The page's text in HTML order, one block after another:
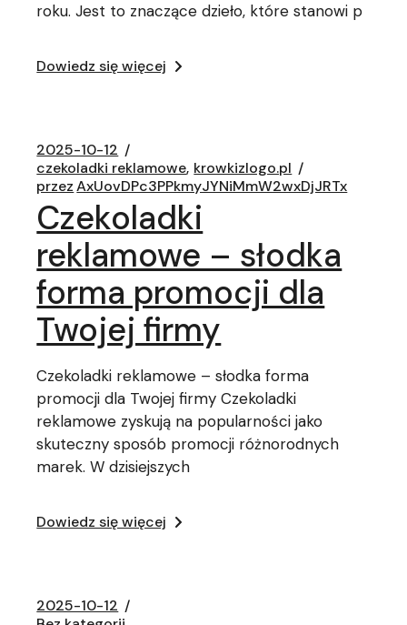
roku. Jest to znaczące dzieło, które stanowi p
Dowiedz się więcej
2025-10-12
czekoladki reklamowe krowkizlogo.pl
przez AxUovDPc3PPkmyJYNiMmW2wxDjJRTx
Czekoladki
reklamowe – słodka
forma promocji dla
Twojej firmy
Czekoladki reklamowe – słodka forma
promocji dla Twojej firmy Czekoladki
reklamowe zyskują na popularności jako
skuteczny sposób promocji różnorodnych
marek. W dzisiejszych
Dowiedz się więcej
2025-10-12